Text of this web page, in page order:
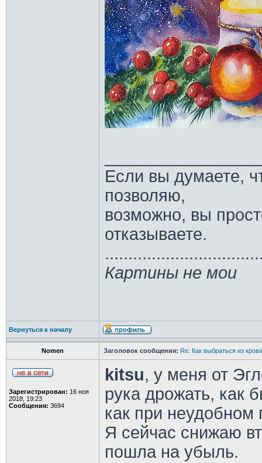
Если вы думаете,
позволяю,
возможно, вы
отказываете.
Картины не мои
Вернуться к началу
Nomen Заголовок сообщения: Re: Как выбраться из
Зарегистрирован: 16 ноя
2018, 19:23
Сообщения: 3694
kitsu, у меня от
рука дрожать, как
как при неудобном
Я сейчас снижаю
пошла на убыль.